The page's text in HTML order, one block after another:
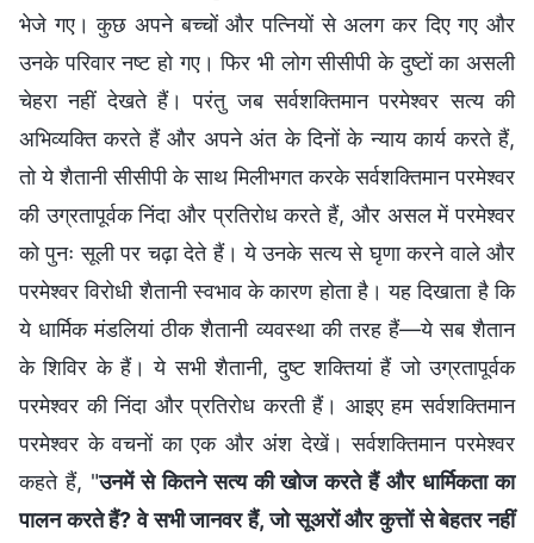
भेजे गए। कुछ अपने बच्चों और पत्नियों से अलग कर दिए गए और
उनके परिवार नष्ट हो गए। फिर भी लोग सीसीपी के दुष्टों का असली
चेहरा नहीं देखते हैं। परंतु जब सर्वशक्तिमान परमेश्‍वर सत्य की
अभिव्यक्ति करते हैं और अपने अंत के दिनों के न्याय कार्य करते हैं,
तो ये शैतानी सीसीपी के साथ मिलीभगत करके सर्वशक्तिमान परमेश्‍वर
की उग्रतापूर्वक निंदा और प्रतिरोध करते हैं, और असल में परमेश्‍वर
को पुनः सूली पर चढ़ा देते हैं। ये उनके सत्य से घृणा करने वाले और
परमेश्‍वर विरोधी शैतानी स्वभाव के कारण होता है। यह दिखाता है कि
ये धार्मिक मंडलियां ठीक शैतानी व्यवस्था की तरह हैं—ये सब शैतान
के शिविर के हैं। ये सभी शैतानी, दुष्ट शक्तियां हैं जो उग्रतापूर्वक
परमेश्‍वर की निंदा और प्रतिरोध करती हैं। आइए हम सर्वशक्तिमान
परमेश्‍वर के वचनों का एक और अंश देखें। सर्वशक्तिमान परमेश्वर
कहते हैं, "उनमें से कितने सत्य की खोज करते हैं और धार्मिकता का
पालन करते हैं? वे सभी जानवर हैं, जो सूअरों और कुत्तों से बेहतर नहीं